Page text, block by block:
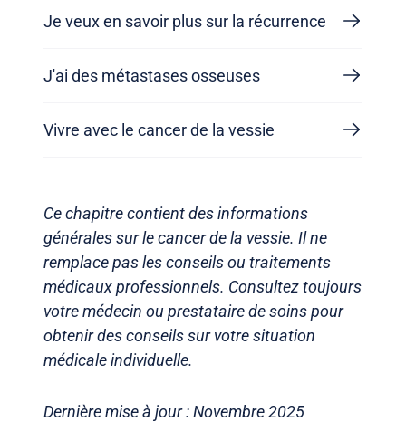
Je veux en savoir plus sur la récurrence
J'ai des métastases osseuses
Vivre avec le cancer de la vessie
Ce chapitre contient des informations
générales sur le cancer de la vessie. Il ne
remplace pas les conseils ou traitements
médicaux professionnels. Consultez toujours
votre médecin ou prestataire de soins pour
obtenir des conseils sur votre situation
médicale individuelle.
Dernière mise à jour : Novembre 2025